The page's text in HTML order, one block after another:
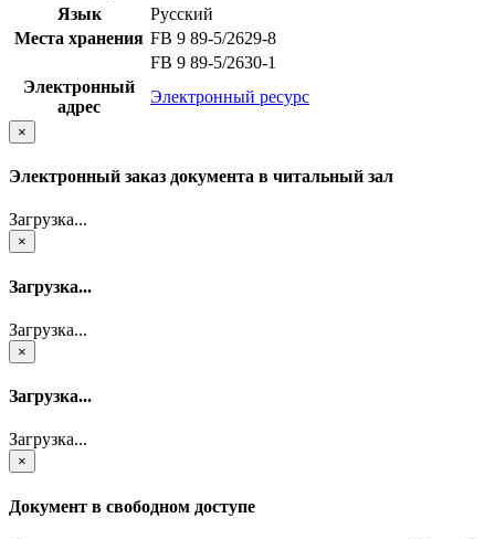
Язык
Русский
Места хранения FB 9 89-5/2629-8
FB 9 89-5/2630-1
Электронный
адрес
Электронный ресурс
×
Электронный заказ документа в читальный зал
Загрузка...
×
Загрузка...
Загрузка...
×
Загрузка...
Загрузка...
×
Документ в свободном доступе